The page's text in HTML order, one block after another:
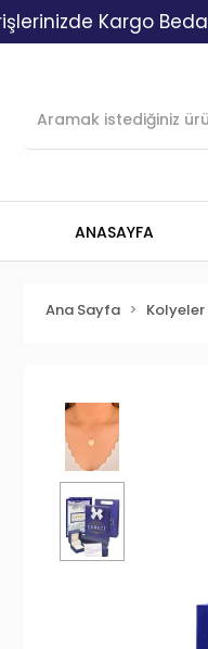
Kargo Bedava!
ANASAYFA
Ana Sayfa Kolyeler